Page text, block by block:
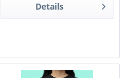
Details